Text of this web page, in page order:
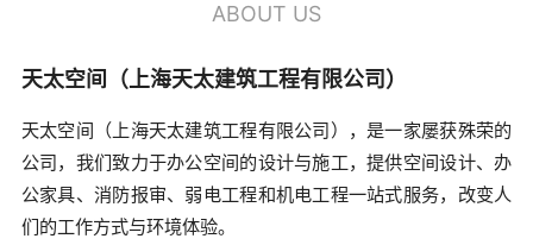
ABOUT US
天太空间（上海天太建筑工程有限公司）
天太空间（上海天太建筑工程有限公司），是一家屡获殊荣的
公司，我们致力于办公空间的设计与施工，提供空间设计、办
公家具、消防报审、弱电工程和机电工程一站式服务，改变人
们的工作方式与环境体验。